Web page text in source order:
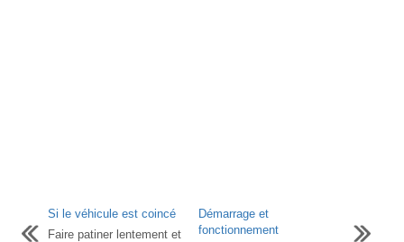
Si le véhicule est coincé
Faire patiner lentement et
Démarrage et
fonctionnement